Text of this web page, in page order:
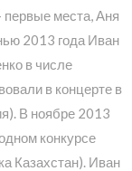
места, Аня
2013 года Иван
в числе
в концерте в
В ноябре 2013
конкурсе
Казахстан). Иван